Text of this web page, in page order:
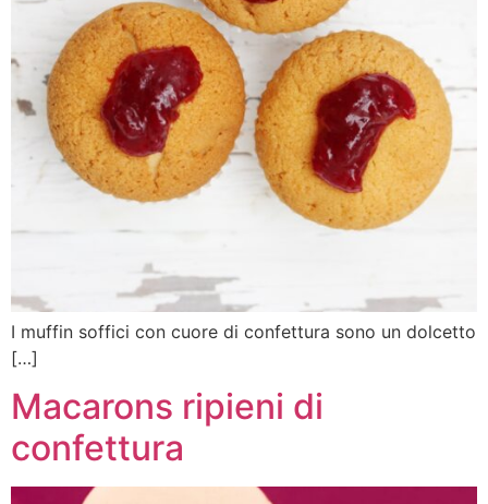
I muffin soffici con cuore di confettura sono un dolcetto
[…]
Macarons ripieni di
confettura